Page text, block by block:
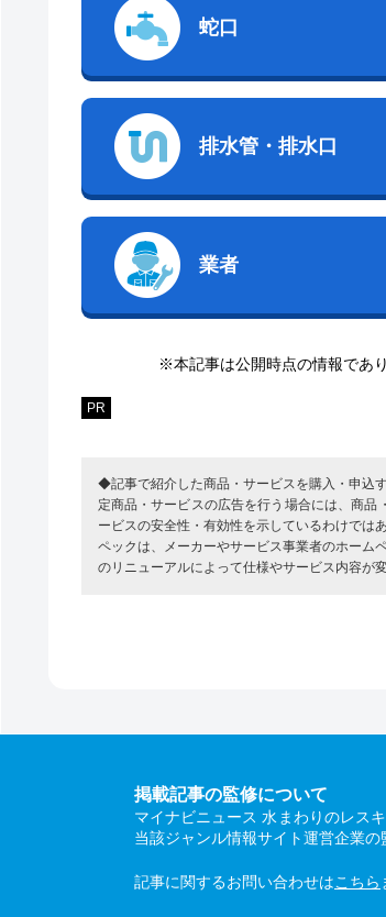
蛇口
排水管・排水口
業者
※本記事は公開時点の情報であ
PR
◆記事で紹介した商品・サービスを購入・申込
定商品・サービスの広告を行う場合には、商
ービスの安全性・有効性を示しているわけで
ペックは、メーカーやサービス事業者のホーム
のリニューアルによって仕様やサービス内容が
掲載記事の監修について
マイナビニュース 水まわりのレス
当該ジャンル情報サイト運営企業の
記事に関するお問い合わせはこちら